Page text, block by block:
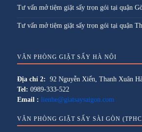
Tư vấn mở tiệm giặt sấy trọn gói tại quận
Tư vấn mở tiệm giặt sấy trọn gói tại quận
VĂN PHÒNG GIẶT SẤY HÀ NỘI
Địa chỉ 2: 92 Nguyễn Xiển, Thanh Xuân
Tel: 0989-333-522
Email : lienhe@giatsaysaigon.com
VĂN PHÒNG GIẶT SẤY SÀI GÒN